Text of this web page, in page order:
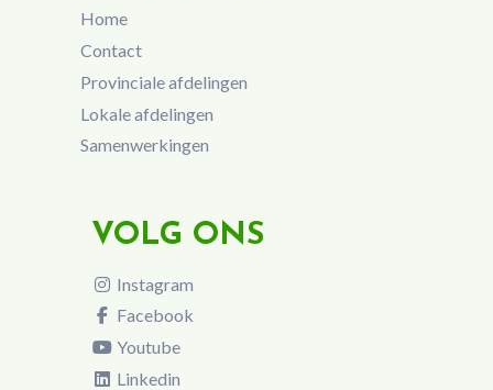
Home
Contact
Provinciale afdelingen
Lokale afdelingen
Samenwerkingen
VOLG ONS
Instagram
Facebook
Youtube
Linkedin